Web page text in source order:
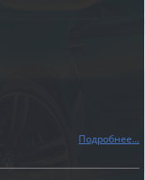
Подробнее...